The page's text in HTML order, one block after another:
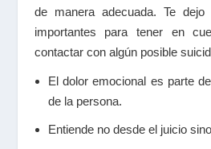
de manera adecuada. Te dejo
importantes para tener en
contactar con algún posible
El dolor emocional es parte
de la persona.
Entiende no desde el juicio